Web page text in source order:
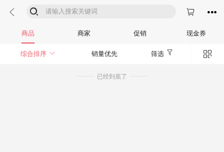
  

商品 商家 促销 现金券
综合排序  销量优先 筛选 
已经到底了